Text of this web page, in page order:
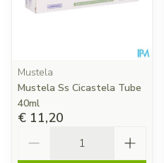
Mustela
Mustela Ss Cicastela Tube
40ml
€ 11,20